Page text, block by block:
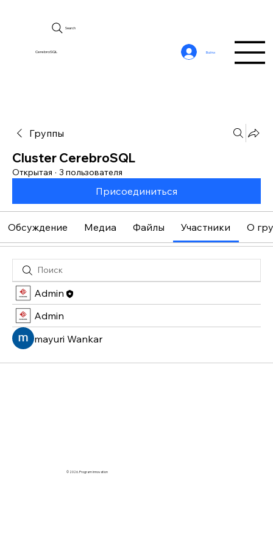
CerebroSQL
Search
Войти
Группы
Cluster CerebroSQL
Открытая · 3 пользователя
Присоединиться
Обсуждение Медиа Файлы Участники О
Admin
Admin
mayuri Wankar
© 2026. Program innovation